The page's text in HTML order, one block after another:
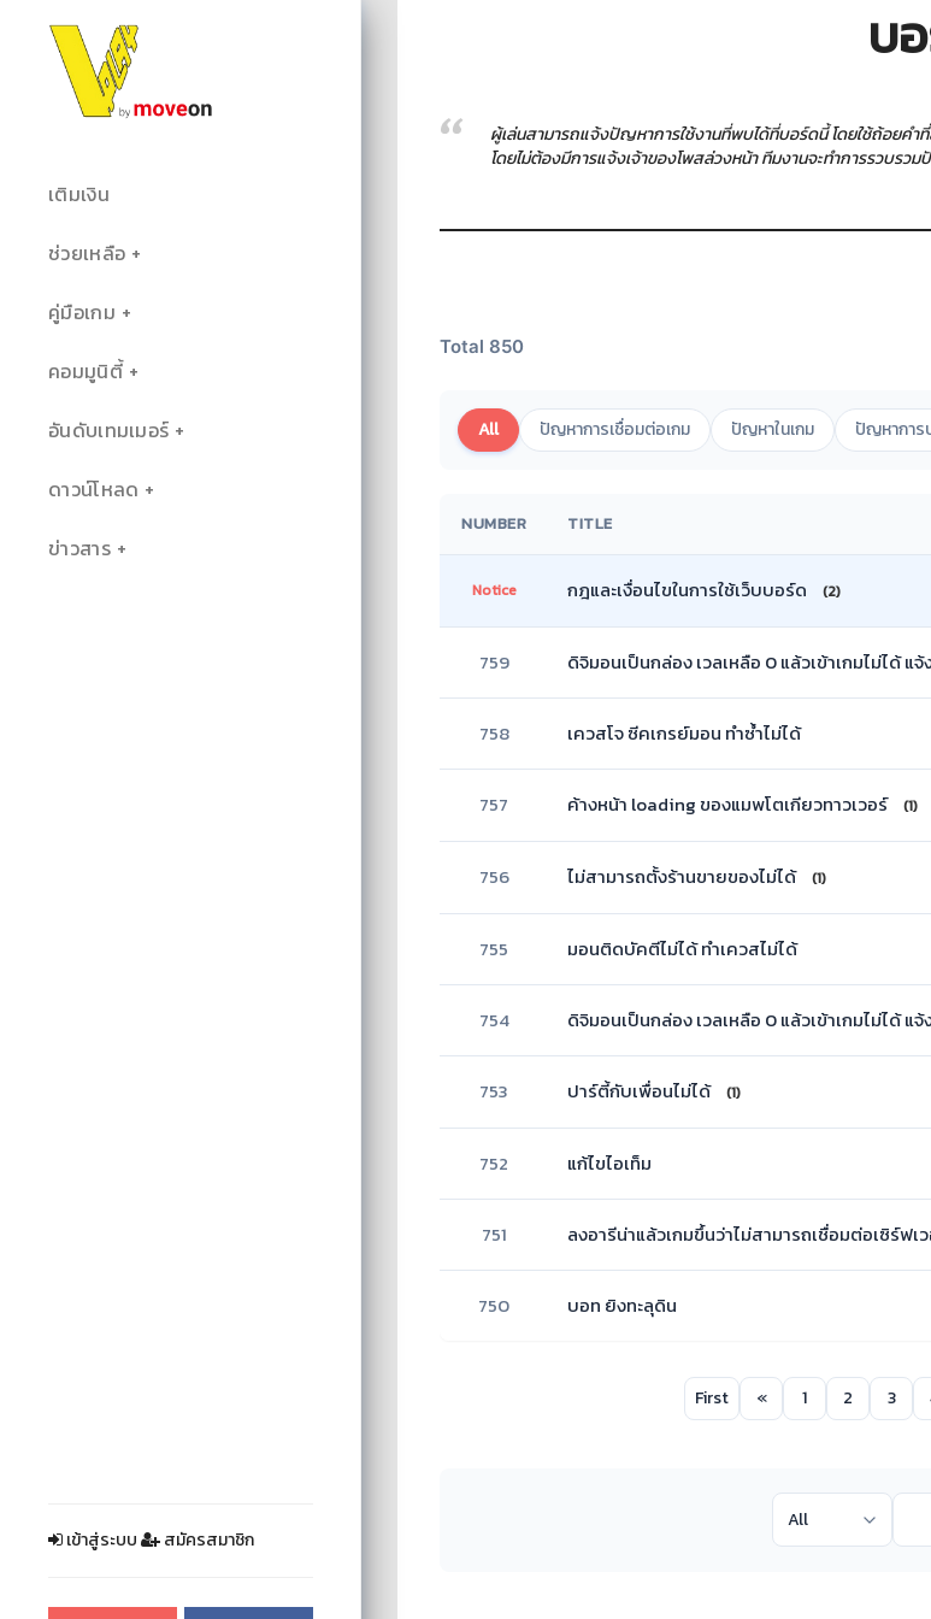
เติมเงิน
ช่วยเหลือ
คู่มือเกม
คอมมูนิตี้
อันดับเทมเมอร์
ดาวน์โหลด
ข่าวสาร
เข้าสู่ระบบ สมัครสมาชิก
บ
ผู้เล่นสามารถแจ้งปัญหาการใช้งานที่พบได้ที่บอร์ดนี้ โดยใช้ถ้อยค
โดยไม่ต้องมีการแจ้งเจ้าของโพสล่วงหน้า ทีมงานจะทำการรวบร
Total 850
All ปัญหาการเชื่อมต่อเกม ปัญหาในเกม ปัญหาการ
NUMBER TITLE
Notice กฎและเงื่อนไขในการใช้เว็บบอร์ด (2)
759 ดิจิมอนเป็นกล่อง เวลเหลือ 0 แล้วเข้าเกมไม่ได้ แจ้
758 เควสโจ ซีคเกรย์มอน ทำซ้ำไม่ได้
757 ค้างหน้า loading ของแมพโตเกียวทาวเวอร์ (1)
756 ไม่สามารถตั้งร้านขายของไม่ได้ (1)
755 มอนติดบัคตีไม่ได้ ทำเควสไม่ได้
754 ดิจิมอนเป็นกล่อง เวลเหลือ 0 แล้วเข้าเกมไม่ได้ แ
753 ปาร์ตี้กับเพื่อนไม่ได้ (1)
752 แก้ไขไอเท็ม
751 ลงอารีน่าแล้วเกมขึ้นว่าไม่สามารถเชื่อมต่อเซิร์ฟเ
750 บอท ยิงทะลุดิน
First « 1 2 3